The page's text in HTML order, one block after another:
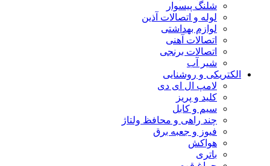
شلنگ پیسوار
لوله و اتصالات آذین
لوازم بهداشتی
اتصالات آهنی
اتصالات برنجی
شیر آب
الکتریکی و روشنایی
لامپ ال ای دی
کلید و پریز
سیم و کابل
چند راهی و محافظ ولتاژ
فیوز و جعبه برق
هواکش
باتری